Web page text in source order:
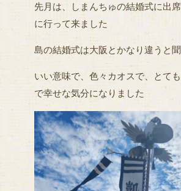
先月は、しまんちゅの結婚式に出
に行って来ました
島の結婚式は大阪とかなり違うと
いい意味で、色々カオスで、とて
で幸せな気分になりました